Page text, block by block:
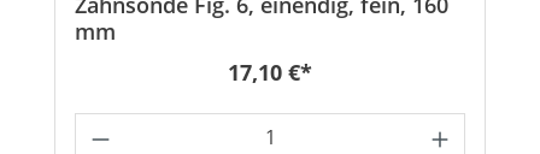
mm
Regulärer Preis:
17,10 €*
Produkt Anzahl: Gib den